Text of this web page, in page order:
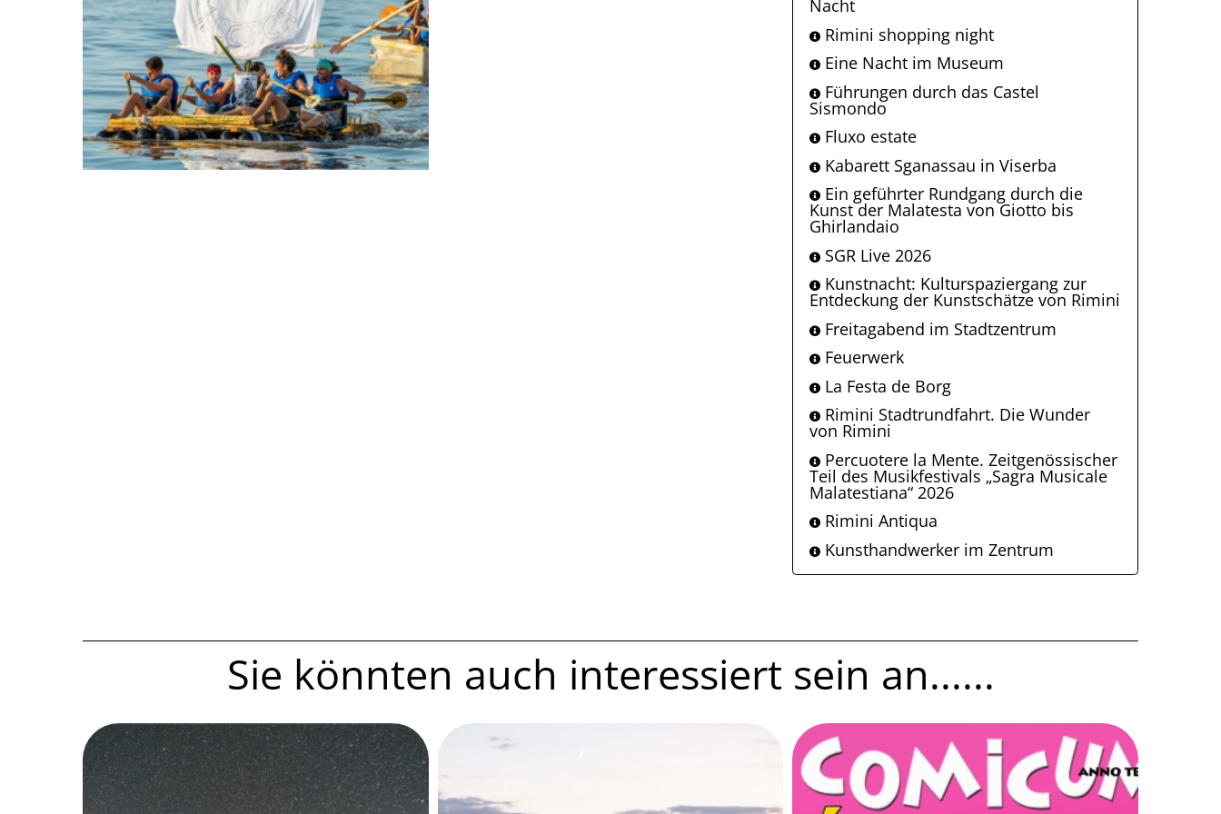
Nacht
Rimini shopping night
Eine Nacht im Museum
Führungen durch das Castel
Sismondo
Fluxo estate
Kabarett Sganassau in Viserba
Ein geführter Rundgang durch die
Kunst der Malatesta von Giotto bis
Ghirlandaio
SGR Live 2026
Kunstnacht: Kulturspaziergang zur
Entdeckung der Kunstschätze von Rimini
Freitagabend im Stadtzentrum
Feuerwerk
La Festa de Borg
Rimini Stadtrundfahrt. Die Wunder
von Rimini
Percuotere la Mente. Zeitgenössischer
Teil des Musikfestivals „Sagra Musicale
Malatestiana“ 2026
Rimini Antiqua
Kunsthandwerker im Zentrum
Sie könnten auch interessiert sein an......